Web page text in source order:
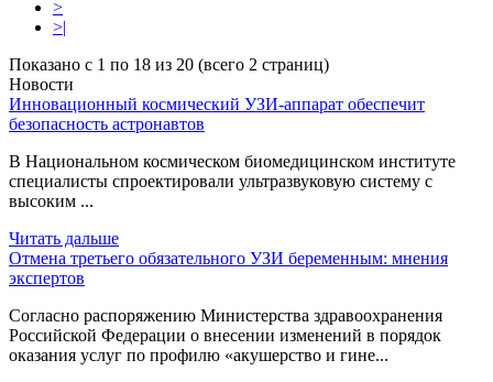
>
>|
Показано с 1 по 18 из 20 (всего 2 страниц)
Новости
Инновационный космический УЗИ-аппарат обеспечит
безопасность астронавтов
В Национальном космическом биомедицинском институте
специалисты спроектировали ультразвуковую систему с
высоким ...
Читать дальше
Отмена третьего обязательного УЗИ беременным: мнения
экспертов
Согласно распоряжению Министерства здравоохранения
Российской Федерации о внесении изменений в порядок
оказания услуг по профилю «акушерство и гине...